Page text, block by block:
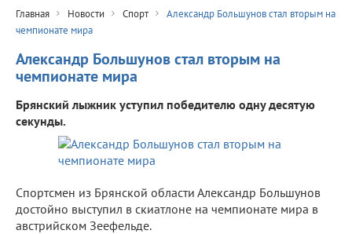
Главная Новости Спорт
Александр Большунов стал вторым на
чемпионате мира
Александр Большунов стал вторым на
чемпионате мира
Брянский лыжник уступил победителю одну десятую
секунды.
Спортсмен из Брянской области Александр Большунов
достойно выступил в скиатлоне на чемпионате мира в
австрийском Зеефельде.